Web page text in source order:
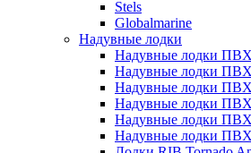
Stels
Globalmarine
Надувные лодки
Надувные лодки
Надувные лодки ПВХ
Надувные лодки
Надувные лодки
Надувные лодки
Надувные лодки